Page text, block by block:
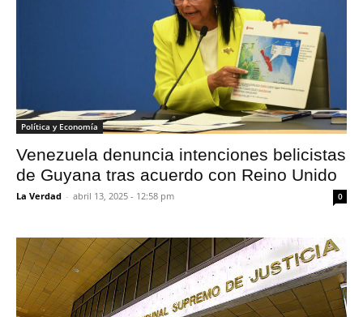
Política y Economía
Venezuela denuncia intenciones belicistas
de Guyana tras acuerdo con Reino Unido
La Verdad - abril 13, 2025 - 12:58 pm 0